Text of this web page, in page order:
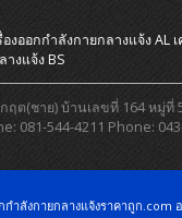
องออกกําลังกายกลางแจ้ง AL
างแจ้ง BS
ต(ชาย) บ้านเลขที่ 164 หมู่ที่
081-544-4211 Phone:
ำลังกายกลางแจ้งราคาถูก.com